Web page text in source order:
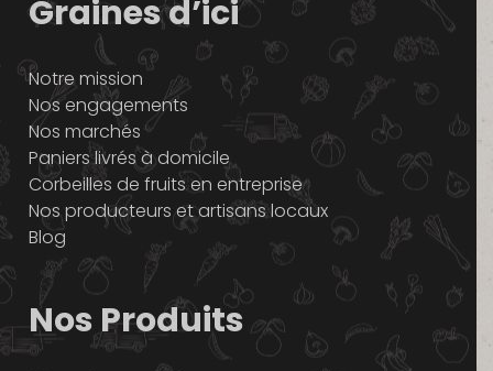
Graines d’ici
Notre mission
Nos engagements
Nos marchés
Paniers livrés à domicile
Corbeilles de fruits en entreprise
Nos producteurs et artisans locaux
Blog
Nos Produits